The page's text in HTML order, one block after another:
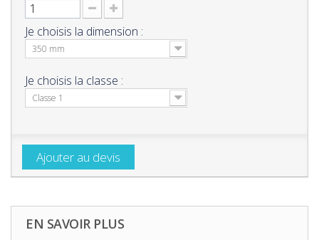
Je choisis la dimension :
350 mm
Je choisis la classe :
Classe 1
Ajouter au devis
EN SAVOIR PLUS